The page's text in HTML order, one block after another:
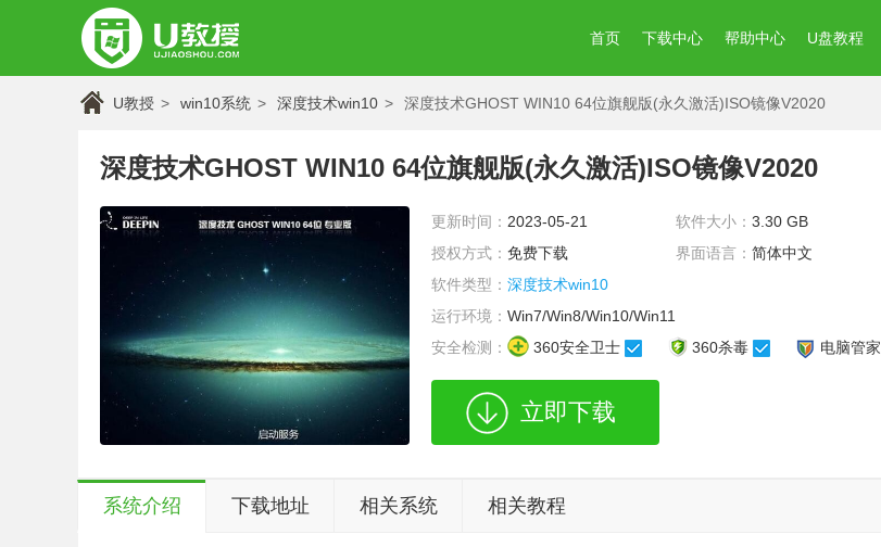
首页 下载中心 帮助中心 U盘教程
U教授 win10系统 深度技术win10 深度技术GHOST WIN10 64位旗舰版(永久激活)ISO镜像V2020
深度技术GHOST WIN10 64位旗舰版(永久激活)ISO镜像V2020
更新时间： 2023-05-21 软件大小：3.30 GB
授权方式： 免费下载 界面语言：简体中文
软件类型： 深度技术win10
运行环境： Win7/Win8/Win10/Win11
安全检测：
360安全卫士 360杀毒 电脑管家
立即下载
系统介绍 下载地址 相关系统 相关教程